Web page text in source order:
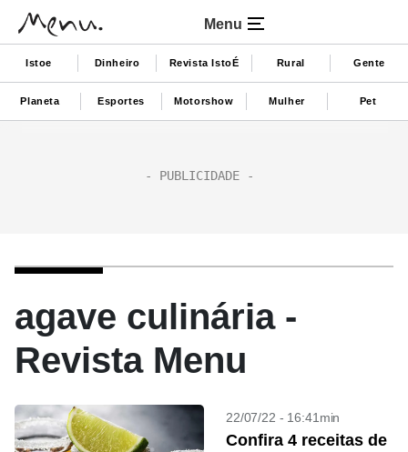
Menu
Istoe Dinheiro Revista IstoÉ Rural Gente
Planeta Esportes Motorshow Mulher Pet
agave culinária -
Revista Menu
22/07/22 - 16:41min
Confira 4 receitas de